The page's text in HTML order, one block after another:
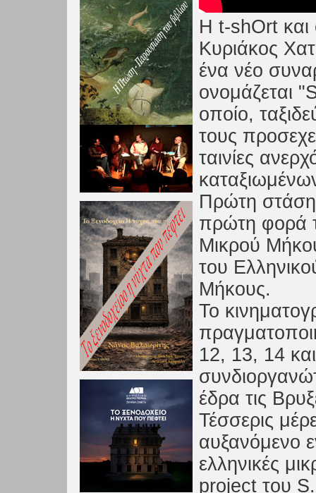
Η t-shOrt και
Κυριάκος
ένα νέο
ονομάζεται
οποίο,
τους
ταινίες
Πρώτη στάση
πρώτη φορά
Μικρού
του
Μήκους.
Το
12, 13, 14
έδρα τις
Τέσσερις
αυξανόμενο
ελληνικές
project του